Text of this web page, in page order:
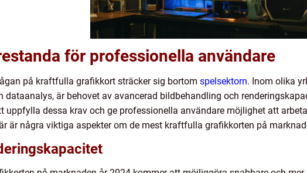
för professionella användare
på kraftfulla grafikkort sträcker sig bortom spelsektorn. Inom olika
dataanalys, är behovet av avancerad bildbehandling och
uppfylla dessa krav och ge professionella användare möjlighet att
är några viktiga aspekter om de mest kraftfulla grafikkorten på